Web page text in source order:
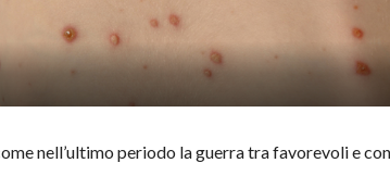
nell’ultimo periodo la guerra tra favorevoli e